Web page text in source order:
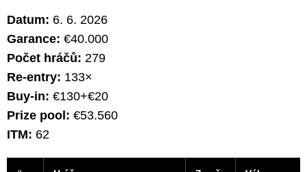
Datum: 6. 6. 2026
Garance: €40.000
Počet hráčů: 279
Re-entry: 133×
Buy-in: €130+€20
Prize pool: €53.560
ITM: 62